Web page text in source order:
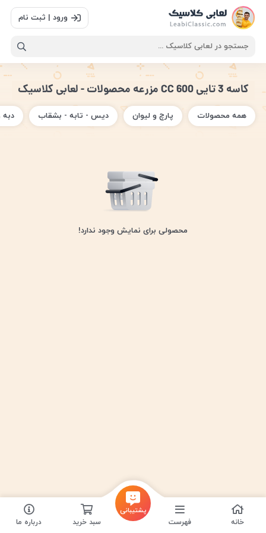
ورود | ثبت نام
کاسه 3 تایی 600 CC مزرعه محصولات - لعابی کلاسیک
همه محصولات پارچ و لیوان دیس - تابه - بشقاب
محصولی برای نمایش وجود ندارد!
خانه فهرست درباره ما سبد خرید
پشتیبانی